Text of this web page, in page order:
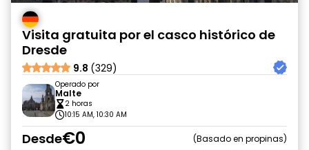
Visita gratuita por el casco histórico de
Dresde
9.8 (329)
Operado por
Malte
2 horas
10:15 AM, 10:30 AM
Desde€0 Basado en propinas